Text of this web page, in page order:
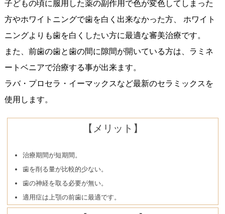
子どもの頃に服用した薬の副作用で色が変色してしまった
方やホワイトニングで歯を白く出来なかった方、 ホワイト
ニングよりも歯を白くしたい方に最適な審美治療です。
また、前歯の歯と歯の間に隙間が開いている方は、ラミネ
ートベニアで治療する事が出来ます。
ラバ・プロセラ・イーマックスなど最新のセラミックスを
使用します。
【メリット】
治療期間が短期間。
歯を削る量が比較的少ない。
歯の神経を取る必要が無い。
適用症は上顎の前歯に最適です。